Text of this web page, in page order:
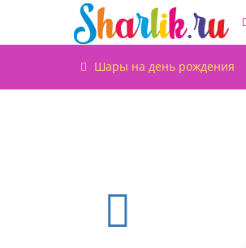
Шары на день рождения